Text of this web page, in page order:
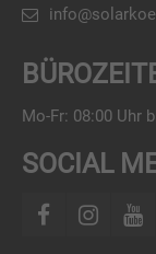
Mo-Fr: 08:00 Uhr
SOCIAL